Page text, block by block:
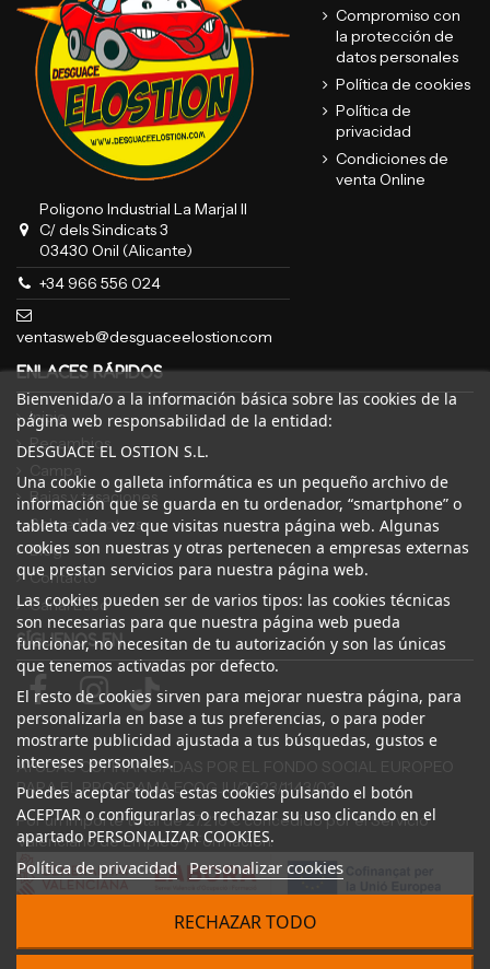
Poligono Industrial La Marjal II
C/ dels Sindicats 3
03430 Onil (Alicante)
+34 966 556 024
ventasweb@desguaceelostion.com
Compromiso con
la protección de
datos personales
Política de cookies
Política de
privacidad
Condiciones de
venta Online
ENLACES RÁPIDOS
Inicio
Recambios
Campa
Bajas y tasaciones
Sobre Nosotros
Blog
Contacto
Canal Ético
Bienvenida/o a la información básica sobre las cookies de la
página web responsabilidad de la entidad:
DESGUACE EL OSTION S.L.
Una cookie o galleta informática es un pequeño archivo de
información que se guarda en tu ordenador, “smartphone” o
tableta cada vez que visitas nuestra página web. Algunas
cookies son nuestras y otras pertenecen a empresas externas
que prestan servicios para nuestra página web.
Las cookies pueden ser de varios tipos: las cookies técnicas
son necesarias para que nuestra página web pueda
funcionar, no necesitan de tu autorización y son las únicas
que tenemos activadas por defecto.
El resto de cookies sirven para mejorar nuestra página, para
personalizarla en base a tus preferencias, o para poder
mostrarte publicidad ajustada a tus búsquedas, gustos e
intereses personales.
Puedes aceptar todas estas cookies pulsando el botón
ACEPTAR o configurarlas o rechazar su uso clicando en el
apartado PERSONALIZAR COOKIES.
Política de privacidad Personalizar cookies
RECHAZAR TODO
SÍGUENOS EN
AYUDAS COFINANCIADAS POR EL FONDO SOCIAL EUROPEO
PARA EL PROGRAMA ECOGJU/2023/1143/03
Por un importe total de 27.216 € concedido por el Servicio
Valenciano de Empleo y Formación.